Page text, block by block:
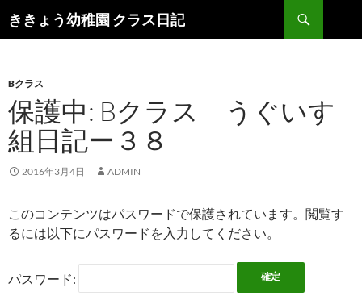
ききょう幼稚園 クラス日記
索
ン
ツ
へ
ス
キ
ッ
Bクラス
保護中: Bクラス うぐいす
組日記ー３８
2016年3月4日 ADMIN
このコンテンツはパスワードで保護されています。閲覧す
るには以下にパスワードを入力してください。
パスワード: